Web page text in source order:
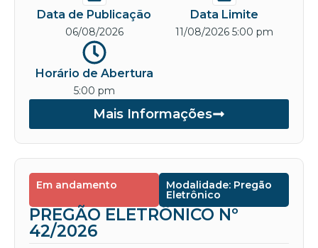
Data de Publicação
06/08/2026
Data Limite
11/08/2026 5:00 pm
Horário de Abertura
5:00 pm
Mais Informações
Em andamento Modalidade: Pregão
Eletrônico
PREGÃO ELETRÔNICO Nº
42/2026